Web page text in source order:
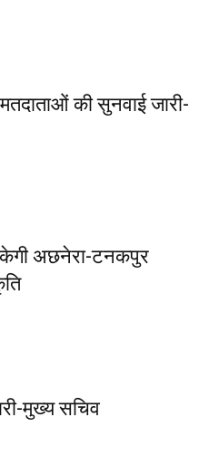
की सुनवाई जारी-
अछनेरा-टनकपुर
मुख्य सचिव